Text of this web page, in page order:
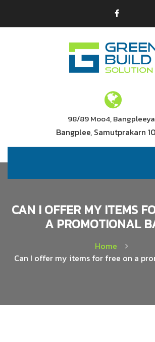
98/89 Moo4,
Bangplee, Samutprakarn
CAN I OFFER MY ITEMS
A PROMOTIONAL
Home
Can I offer my items for free on a